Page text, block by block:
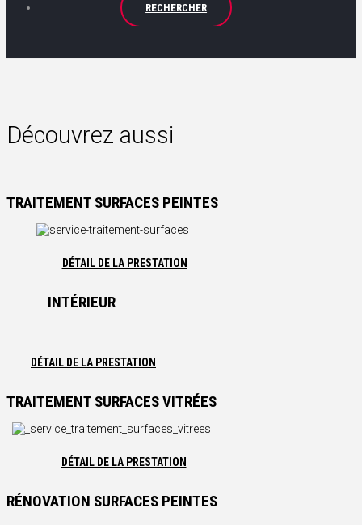
RECHERCHER
Découvrez aussi
TRAITEMENT SURFACES PEINTES
DÉTAIL DE LA PRESTATION
INTÉRIEUR
DÉTAIL DE LA PRESTATION
TRAITEMENT SURFACES VITRÉES
DÉTAIL DE LA PRESTATION
RÉNOVATION SURFACES PEINTES